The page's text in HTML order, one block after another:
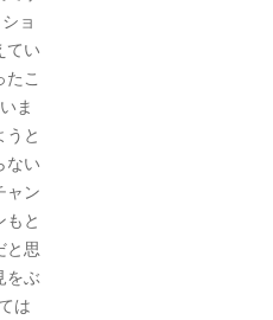
ョ
てい
こ
ま
と
ない
ャン
と
と思
をぶ
は